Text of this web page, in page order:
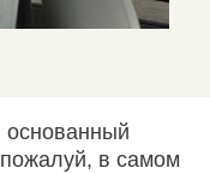
основанный
в самом